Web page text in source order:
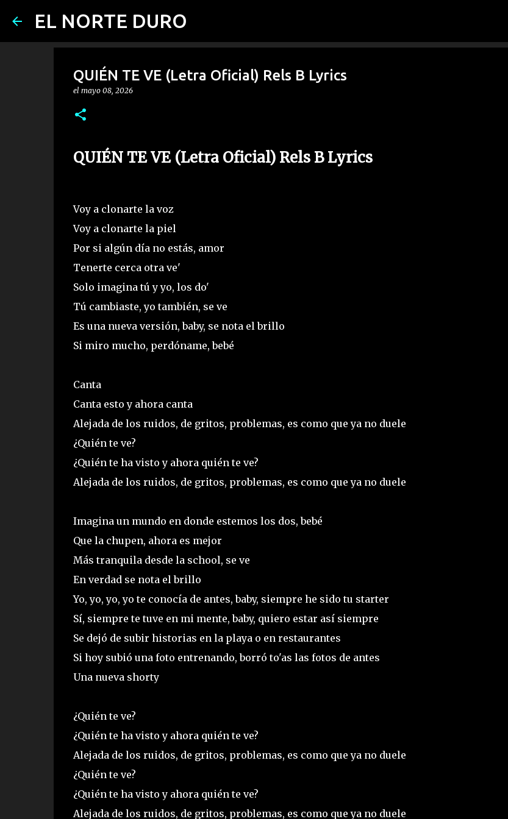
EL NORTE DURO
QUIÉN TE VE (Letra Oficial) Rels B Lyrics
el mayo 08, 2026
QUIÉN TE VE (Letra Oficial) Rels B Lyrics
Voy a clonarte la voz
Voy a clonarte la piel
Por si algún día no estás, amor
Tenerte cerca otra ve'
Solo imagina tú y yo, los do'
Tú cambiaste, yo también, se ve
Es una nueva versión, baby, se nota el brillo
Si miro mucho, perdóname, bebé
Canta
Canta esto y ahora canta
Alejada de los ruidos, de gritos, problemas, es como que ya no duele
¿Quién te ve?
¿Quién te ha visto y ahora quién te ve?
Alejada de los ruidos, de gritos, problemas, es como que ya no duele
Imagina un mundo en donde estemos los dos, bebé
Que la chupen, ahora es mejor
Más tranquila desde la school, se ve
En verdad se nota el brillo
Yo, yo, yo, yo te conocía de antes, baby, siempre he sido tu starter
Sí, siempre te tuve en mi mente, baby, quiero estar así siempre
Se dejó de subir historias en la playa o en restaurantes
Si hoy subió una foto entrenando, borró to'as las fotos de antes
Una nueva shorty
¿Quién te ve?
¿Quién te ha visto y ahora quién te ve?
Alejada de los ruidos, de gritos, problemas, es como que ya no duele
¿Quién te ve?
¿Quién te ha visto y ahora quién te ve?
Alejada de los ruidos, de gritos, problemas, es como que ya no duele